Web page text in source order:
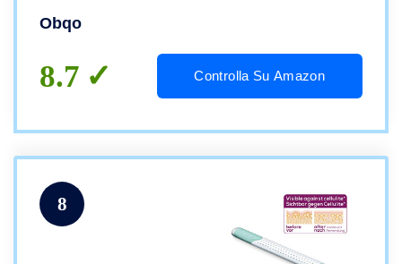
EMS macchina cellulite per la cura della
pelle che stringe il viso della gamba del
braccio
Obqo
8.7 Controlla Su Amazon
8